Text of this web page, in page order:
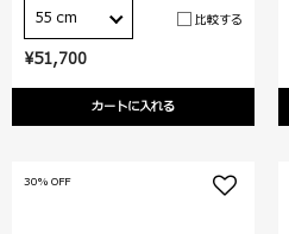
¥51,700
カートに入れる
55 cm 比較する
30% OFF